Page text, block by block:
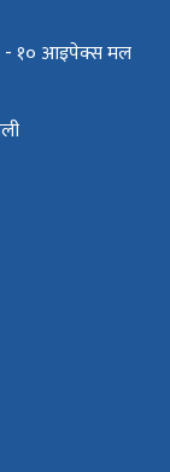
- १० आइपेक्स मल